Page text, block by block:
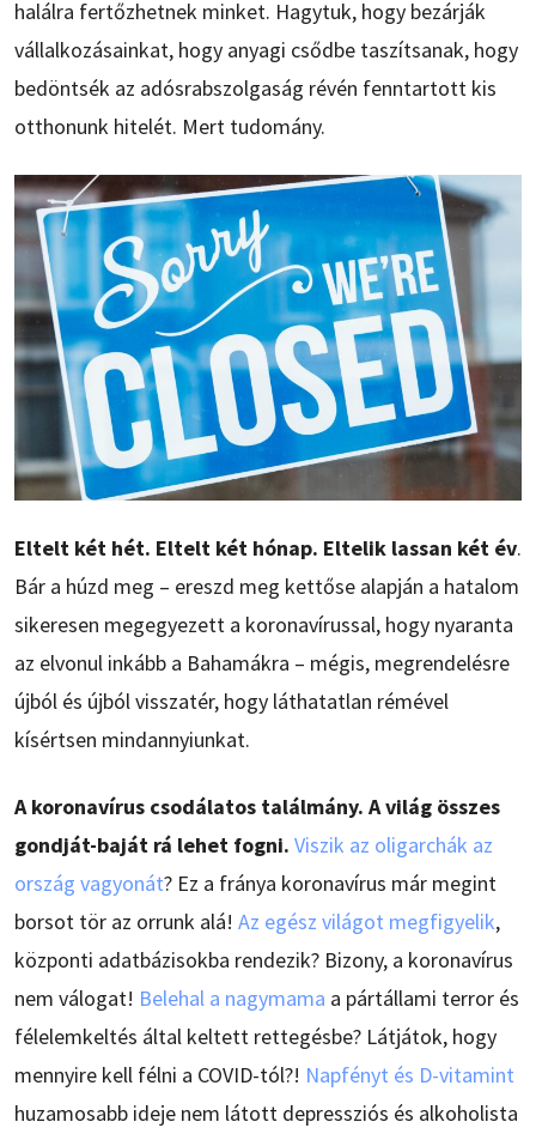
halálra fertőzhetnek minket. Hagytuk, hogy bezárják
vállalkozásainkat, hogy anyagi csődbe taszítsanak, hogy
bedöntsék az adósrabszolgaság révén fenntartott kis
otthonunk hitelét. Mert tudomány.
Eltelt két hét. Eltelt két hónap. Eltelik lassan két év.
Bár a húzd meg – ereszd meg kettőse alapján a hatalom
sikeresen megegyezett a koronavírussal, hogy nyaranta
az elvonul inkább a Bahamákra – mégis, megrendelésre
újból és újból visszatér, hogy láthatatlan rémével
kísértsen mindannyiunkat.
A koronavírus csodálatos találmány. A világ összes
gondját-baját rá lehet fogni. Viszik az oligarchák az
ország vagyonát? Ez a fránya koronavírus már megint
borsot tör az orrunk alá! Az egész világot megfigyelik,
központi adatbázisokba rendezik? Bizony, a koronavírus
nem válogat! Belehal a nagymama a pártállami terror és
félelemkeltés által keltett rettegésbe? Látjátok, hogy
mennyire kell félni a COVID-tól?! Napfényt és D-vitamint
huzamosabb ideje nem látott depressziós és alkoholista